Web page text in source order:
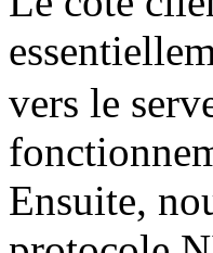
vers le
Ensuite,